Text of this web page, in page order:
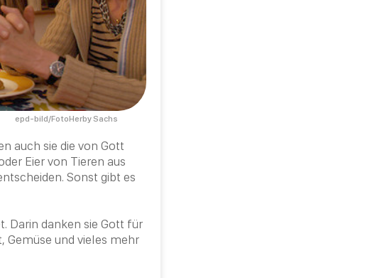
epd-bild/FotoHerby Sachs
auch sie die von Gott
Eier von Tieren aus
Sonst gibt es
Darin danken sie Gott für
Gemüse und vieles mehr